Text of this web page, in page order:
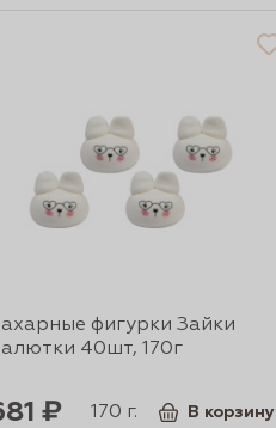
фигурки Зайки
40шт, 170г
₽ 170 г. В корзину